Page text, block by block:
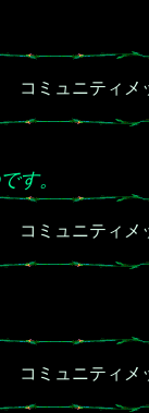
コミュニティメ
す。
コミュニティメ
コミュニティメ